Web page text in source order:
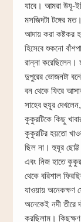
যাবে। আমরা উযূ-
মসজিদটা টঙ্গের
আদায় করা কষ্টকর
হিসেবে শুকনো
রান্না করেছিলেন।
দুপুরের ভোজনটা
বন থেকে ফিরে
সাহেব হুযূর
কুকুরটিকে কিছু
কুকুরটির হয়তো
ছিল না। হুযূর
এবং নিজ হাতে
থেকে বরিশাল
যাওয়ায় অনেকক্ষণ
অনেকেই নদী
করছিলাম। কিছুক্ষণ